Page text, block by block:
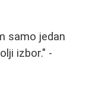
samo jedan
izbor." -